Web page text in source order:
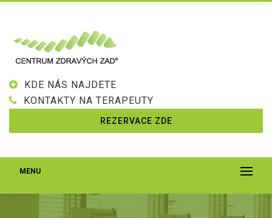
KDE NÁS NAJDETE
KONTAKTY NA TERAPEUTY
REZERVACE ZDE
MENU